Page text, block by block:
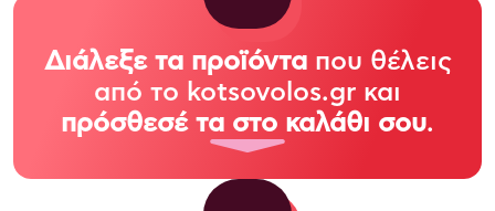
Διάλεξε τα προϊόνταπου θέλεις
από το kotsovolos.gr και
πρόσθεσέ τα στο καλάθι σου.